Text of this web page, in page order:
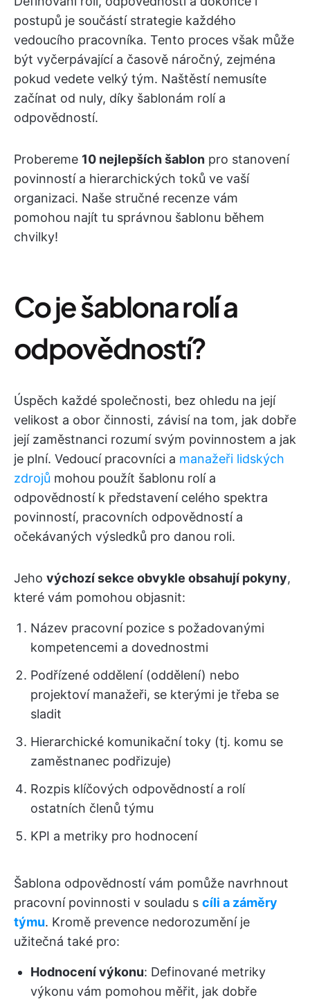
postupů je součástí strategie každého
vedoucího pracovníka. Tento proces však může
být vyčerpávající a časově náročný, zejména
pokud vedete velký tým. Naštěstí nemusíte
začínat od nuly, díky šablonám rolí a
odpovědností.
Probereme 10 nejlepších šablon pro stanovení
povinností a hierarchických toků ve vaší
organizaci. Naše stručné recenze vám
pomohou najít tu správnou šablonu během
chvilky!
Co je šablona rolí a
odpovědností?
Úspěch každé společnosti, bez ohledu na její
velikost a obor činnosti, závisí na tom, jak dobře
její zaměstnanci rozumí svým povinnostem a jak
je plní. Vedoucí pracovníci a manažeři lidských
zdrojů mohou použít šablonu rolí a
odpovědností k představení celého spektra
povinností, pracovních odpovědností a
očekávaných výsledků pro danou roli.
Jeho výchozí sekce obvykle obsahují pokyny,
které vám pomohou objasnit:
Název pracovní pozice s požadovanými
kompetencemi a dovednostmi
Podřízené oddělení (oddělení) nebo
projektoví manažeři, se kterými je třeba se
sladit
Hierarchické komunikační toky (tj. komu se
zaměstnanec podřizuje)
Rozpis klíčových odpovědností a rolí
ostatních členů týmu
KPI a metriky pro hodnocení
Šablona odpovědností vám pomůže navrhnout
pracovní povinnosti v souladu s cíli a záměry
týmu. Kromě prevence nedorozumění je
užitečná také pro:
Hodnocení výkonu: Definované metriky
výkonu vám pomohou měřit, jak dobře